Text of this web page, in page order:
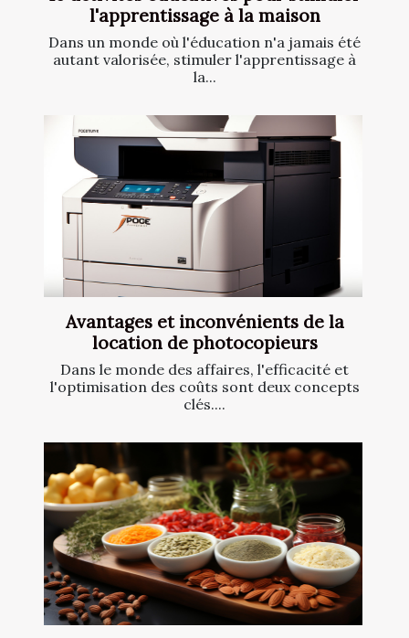
l'apprentissage à la maison
Dans un monde où l'éducation n'a jamais été
autant valorisée, stimuler l'apprentissage à
la...
Avantages et inconvénients de la
location de photocopieurs
Dans le monde des affaires, l'efficacité et
l'optimisation des coûts sont deux concepts
clés....